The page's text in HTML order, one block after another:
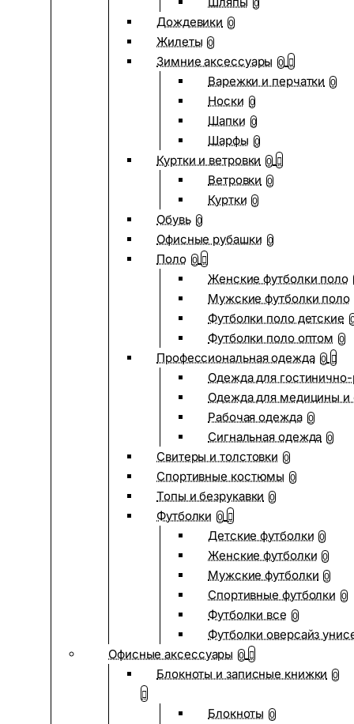
0
Дождевики 0
Жилеты 0
Зимние аксессуары 0
Варежки и перчатки 0
Носки 0
Шапки 0
Шарфы 0
Куртки и ветровки 0
Ветровки 0
Куртки 0
Обувь 0
Офисные рубашки 0
Поло 0
Женские футболки поло
Мужские футболки поло
Футболки поло детские
Футболки поло оптом 0
Профессиональная одежда 0
Одежда для
Одежда для медицины и
Рабочая одежда 0
Сигнальная одежда 0
Свитеры и толстовки 0
Спортивные костюмы 0
Топы и безрукавки 0
Футболки 0
Детские футболки 0
Женские футболки 0
Мужские футболки 0
Спортивные футболки 0
Футболки все 0
Футболки оверсайз
Офисные аксессуары 0
Блокноты и записные книжки 0
Блокноты 0